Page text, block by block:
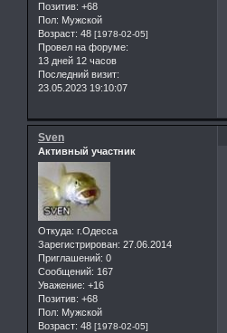
Позитив: +68
Пол: Мужской
Возраст: 48 [1978-02-05]
Провел на форуме:
13 дней 12 часов
Последний визит:
23.05.2023 19:10:07
Sven
Активный участник
Откуда: г.Одесса
Зарегистрирован: 27.06.2014
Приглашений: 0
Сообщений: 167
Уважение: +16
Позитив: +68
Пол: Мужской
Возраст: 48 [1978-02-05]